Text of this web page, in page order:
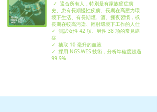
✓ 適合所有人，特別是有家族癌症病
史、患有長期慢性疾病、長期在高壓力環
境下生活、有長期煙、酒、捱夜習慣，或
長期在較高污染、輻射環境下工作的人仕
✓ 測試女性 42 項、男性 38 項的常見癌
症
✓ 抽取 10 毫升的血液
✓ 採用 NGS-WES 技術，分析準確度超過
99.9%